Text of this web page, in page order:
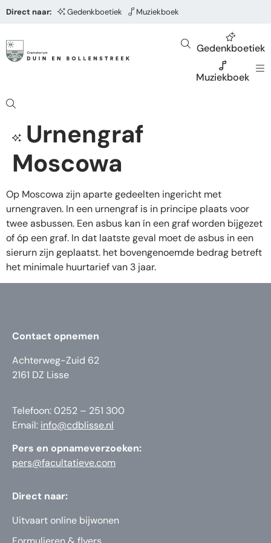
Direct naar: Gedenkboetiek Muziekboek
Gedenkboetiek
Muziekboek
Urnengraf
Moscowa
Op Moscowa zijn aparte gedeelten ingericht met
urnengraven. In een urnengraf is in principe plaats voor
twee asbussen. Een asbus kan ín een graf worden bijgezet
of óp een graf. In dat laatste geval moet de asbus in een
sierurn zijn geplaatst. het bovengenoemde bedrag betreft
het minimale huurtarief van 3 jaar.
Contact opnemen
Achterweg-Zuid 62
2161 DZ Lisse
Telefoon: 0252 – 251 300
Email: info@cdblisse.nl
Pers en opnameverzoeken:
pers@facultatieve.com
Direct naar:
Uitvaart online bijwonen